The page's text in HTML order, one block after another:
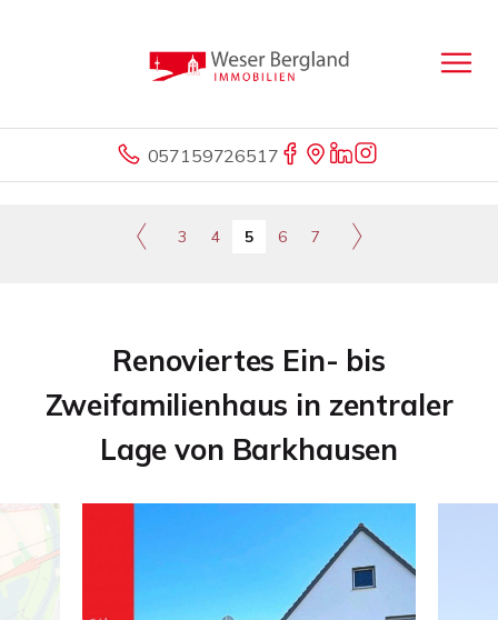
057159726517
3 4 5 6 7
Renoviertes Ein- bis
Zweifamilienhaus in zentraler
Lage von Barkhausen